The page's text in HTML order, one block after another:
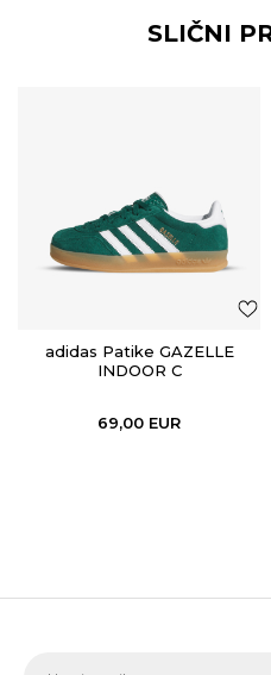
SLIČNI
adidas Patike GAZELLE
INDOOR C
69,00 EUR